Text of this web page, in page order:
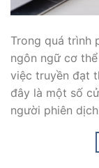
Trong quá trình
ngôn ngữ cơ
việc truyền đạt
đây là một số
người phiên